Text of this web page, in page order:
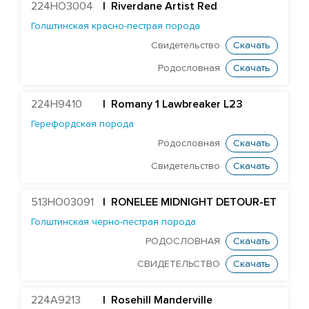
RONELEE MIDNIGHT DETOUR-ET
T-GEN-AC DIXIELAND-ET
ST GEN NOBLE DUBAI-ET
ST GEN MT EDGE 67446-ET
FARNEAR-TBR-BH FLAMER-ET
EDG TANGO GASKET 57590-ET
ST GENOMICPRO GRANT-ET
MR D-WORTH BRISTOL-ET
224HO3004 Riverdane Artist Red
Голштинская красно-пестрая порода
Свидетельство
Скачать
Родословная Скачать
224H9410 Romany 1 Lawbreaker L23
Герефордская порода
Родословная
Скачать
Свидетельство Скачать
513HO03091 | RONELEE MIDNIGHT DETOUR-ET
Голштинская черно-пестрая порода
РОДОСЛОВНАЯ
Скачать
СВИДЕТЕЛЬСТВО Скачать
224A9213 Rosehill Manderville